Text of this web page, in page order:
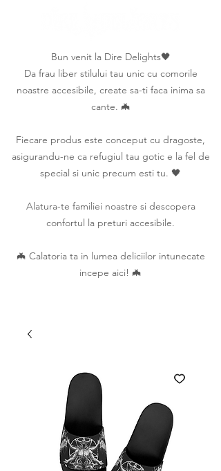
Bun venit la Dire Delights🖤
Da frau liber stilului tau unic cu comorile
noastre accesibile, create sa-ti faca inima sa
cante. 🦇
Fiecare produs este conceput cu dragoste,
asigurandu-ne ca refugiul tau gotic e la fel de
special si unic precum esti tu. 🖤
Alatura-te familiei noastre si descopera
confortul la preturi accesibile.
🦇 Calatoria ta in lumea deliciilor intunecate
incepe aici! 🦇